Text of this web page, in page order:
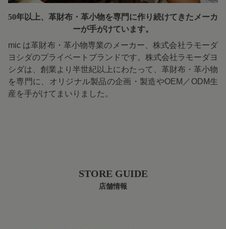
50年以上、革財布・革小物を専門に作り続けてきたメーカ
ーが手がけています。
mic は革財布・革小物専業のメーカー、株式会社ラモーダ
ヨシダのプライベートブランドです。株式会社ラモーダヨ
シダは、創業より半世紀以上にわたって、革財布・革小物
を専門に、オリジナル製品の企画・製造やOEM／ODM生
産を手がけてまいりました。
STORE GUIDE
店舗情報